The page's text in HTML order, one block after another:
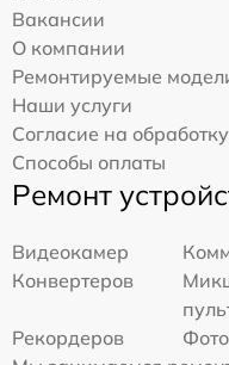
Вакансии
О компании
Ремонтируемые
Наши услуги
Согласие на
Способы оплаты
Ремонт
Видеокамер
Конвертеров
Рекордеров